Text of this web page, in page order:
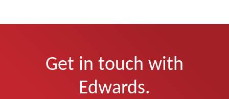
Get in touch with
Edwards.